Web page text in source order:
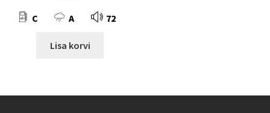
C A 72
Lisa korvi